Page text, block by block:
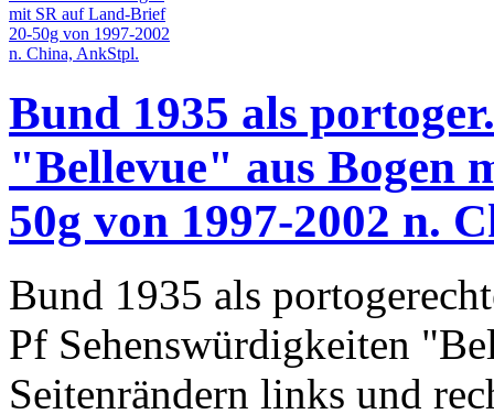
Bund 1935 als
"Bellevue" aus Bogen
50g von 1997-2002 n.
Bund 1935 als
Pf Sehenswürdigkeiten
Seitenrändern links und